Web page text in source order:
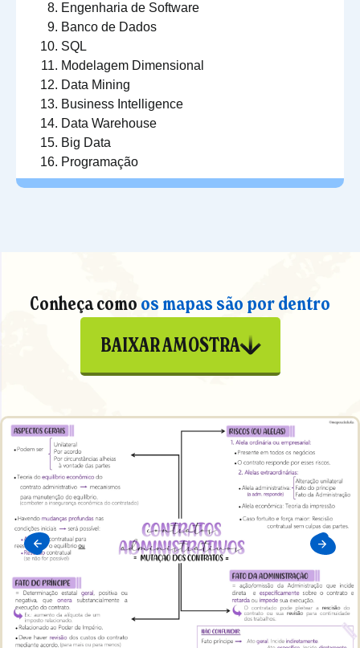
Engenharia de Software
Banco de Dados
SQL
Modelagem Dimensional
Data Mining
Business Intelligence
Data Warehouse
Big Data
Programação
Conheça como os mapas são por dentro
BAIXAR AMOSTRA